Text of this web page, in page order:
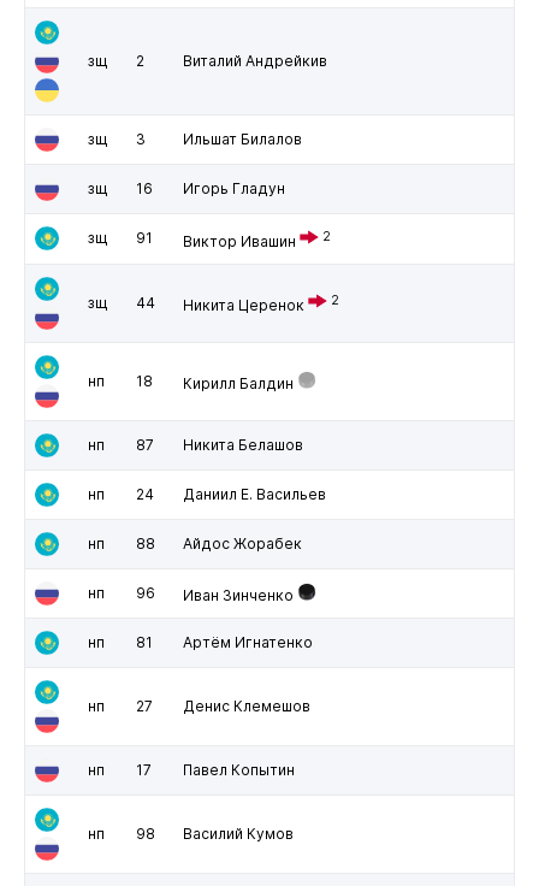
зщ 2 Виталий Андрейкив
зщ 3 Ильшат Билалов
зщ 16 Игорь Гладун
зщ 91 Виктор Ивашин 2
зщ 44 Никита Церенок 2
нп 18 Кирилл Балдин
нп 87 Никита Белашов
нп 24 Даниил Е. Васильев
нп 88 Айдос Жорабек
нп 96 Иван Зинченко
нп 81 Артём Игнатенко
нп 27 Денис Клемешов
нп 17 Павел Копытин
нп 98 Василий Кумов